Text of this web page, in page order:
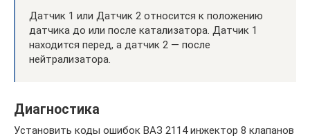
Датчик 1 или Датчик 2 относится к положению
датчика до или после катализатора. Датчик 1
находится перед, а датчик 2 — после
нейтрализатора.
Диагностика
Установить коды ошибок ВАЗ 2114 инжектор 8 клапанов